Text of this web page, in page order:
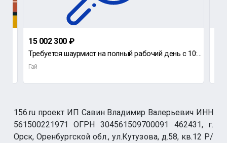
15 002 300 ₽
Требуется шаурмист на полный рабочий день с 10:00 до 22:00,а так же в ночь с 22:00 до 03:00
Гай
156.ru проект ИП Савин Владимир Валерьевич ИНН
561500221971 ОГРН 304561509700091 462431, г.
Орск, Оренбургской обл., ул.Кутузова, д.58, кв.12 Р/